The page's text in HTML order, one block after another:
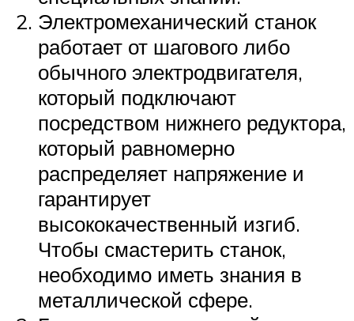
Электромеханический станок
работает от шагового либо
обычного электродвигателя,
который подключают
посредством нижнего редуктора,
который равномерно
распределяет напряжение и
гарантирует
высококачественный изгиб.
Чтобы смастерить станок,
необходимо иметь знания в
металлической сфере.